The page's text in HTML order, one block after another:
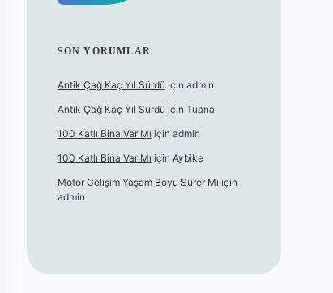
SON YORUMLAR
Antik Çağ Kaç Yıl Sürdü için admin
Antik Çağ Kaç Yıl Sürdü için Tuana
100 Katlı Bina Var Mı için admin
100 Katlı Bina Var Mı için Aybike
Motor Gelişim Yaşam Boyu Sürer Mi için
admin